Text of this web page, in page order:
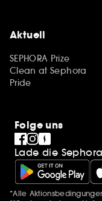
Aktuell
SEPHORA Prize
Clean at Sephora
Pride
Folge uns
Lade die
Zusätzlich
*Alle